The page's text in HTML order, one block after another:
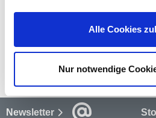
Alle Cookies
Nur notwendige
mehr
Newsletter